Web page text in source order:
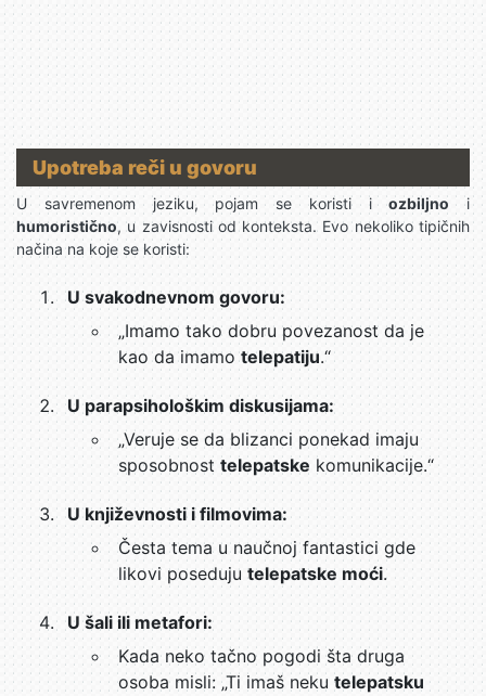
Upotreba reči u govoru
U savremenom jeziku, pojam se koristi iozbiljno i
humoristično, u zavisnosti od konteksta. Evo nekoliko tipičnih
načina na koje se koristi:
U svakodnevnom govoru:
„Imamo tako dobru povezanost da je
kao da imamotelepatiju.“
U parapsihološkim diskusijama:
„Veruje se da blizanci ponekad imaju
sposobnost telepatske komunikacije.“
U književnosti i filmovima:
Česta tema u naučnoj fantastici gde
likovi poseduju telepatske moći.
U šali ili metafori:
Kada neko tačno pogodi šta druga
osoba misli: „Ti imaš neku telepatsku